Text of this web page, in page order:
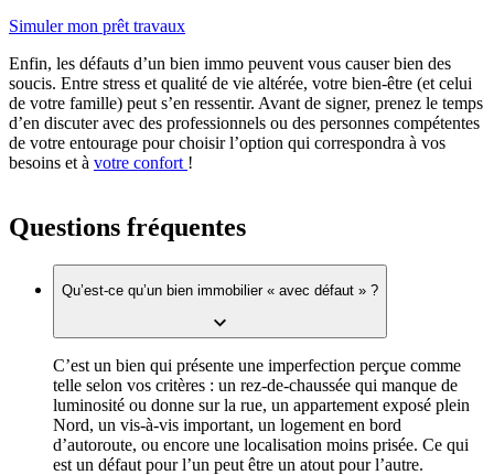
Simuler mon prêt travaux
Enfin, les défauts d’un bien immo peuvent vous causer bien des
soucis. Entre stress et qualité de vie altérée, votre bien-être (et celui
de votre famille) peut s’en ressentir. Avant de signer, prenez le temps
d’en discuter avec des professionnels ou des personnes compétentes
de votre entourage pour choisir l’option qui correspondra à vos
besoins et à votre confort !
Questions fréquentes
Qu’est-ce qu’un bien immobilier « avec défaut » ?
C’est un bien qui présente une imperfection perçue comme
telle selon vos critères : un rez-de-chaussée qui manque de
luminosité ou donne sur la rue, un appartement exposé plein
Nord, un vis-à-vis important, un logement en bord
d’autoroute, ou encore une localisation moins prisée. Ce qui
est un défaut pour l’un peut être un atout pour l’autre.